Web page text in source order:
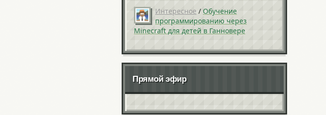
Интересное / Обучение
программированию через
Minecraft для детей в Ганновере
Прямой эфир